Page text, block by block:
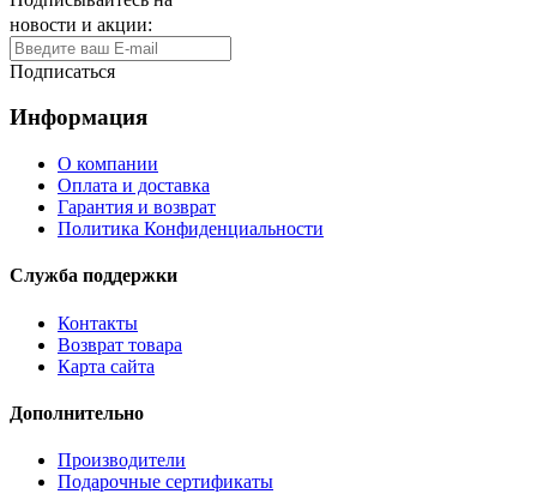
новости и акции:
Подписаться
Информация
О компании
Оплата и доставка
Гарантия и возврат
Политика Конфиденциальности
Служба поддержки
Контакты
Возврат товара
Карта сайта
Дополнительно
Производители
Подарочные сертификаты